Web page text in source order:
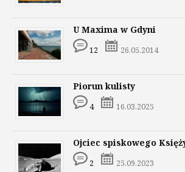
U Maxima w Gdyni
12 26.05.2014
Piorun kulisty
4 16.03.2025
Ojciec spiskowego
2 25.09.2023